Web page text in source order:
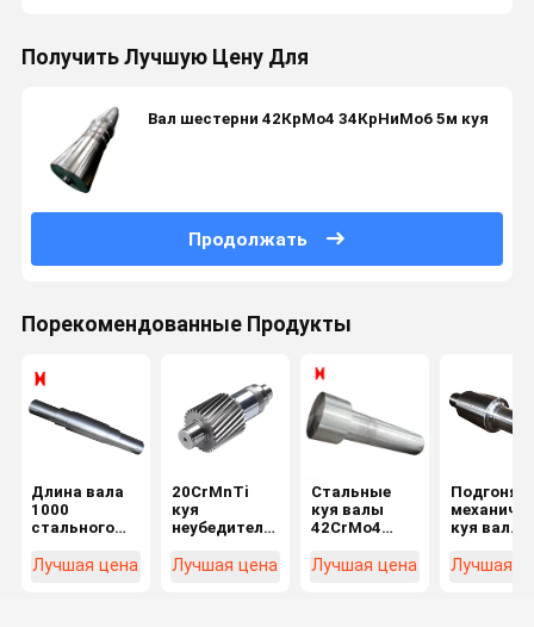
Получить Лучшую Цену Для
Вал шестерни 42КрМо4 34КрНиМо6 5м куя
Продолжать
Порекомендованные Продукты
Длина вала
1000
стального
куя для
Лучшая цена
20CrMnTi
куя
неубедительный
модуль 3
Лучшая цена
Стальные
куя валы
42CrMo4
ролика вала
Лучшая цена
куя вал
передачи
Лучшая